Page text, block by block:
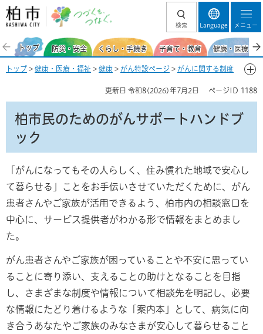
柏市 つづくを、
検索 Language メニュー
トップ 防災・安全 くらし・手続き 子育て・教育 健康・医療・
トップ > 健康・医療・福祉 > 健康 > がん特設ページ > がんに関する制度
更新日 令和8(2026)年7月2日 ページID 1188
柏市民のためのがんサポートハンドブ
ック
「がんになってもその人らしく、住み慣れた地域で安心し
て暮らせる」ことをお手伝いさせていただくために、がん
患者さんやご家族が活用できるよう、柏市内の相談窓口を
中心に、サービス提供者がわかる形で情報をまとめまし
た。
がん患者さんやご家族が困っていることや不安に思ってい
ることに寄り添い、支えることの助けとなることを目指
し、さまざまな制度や情報について相談先を明記し、必要
な情報にたどり着けるような「案内本」として、病気に向
き合うあなたやご家族のみなさまが安心して暮らせること